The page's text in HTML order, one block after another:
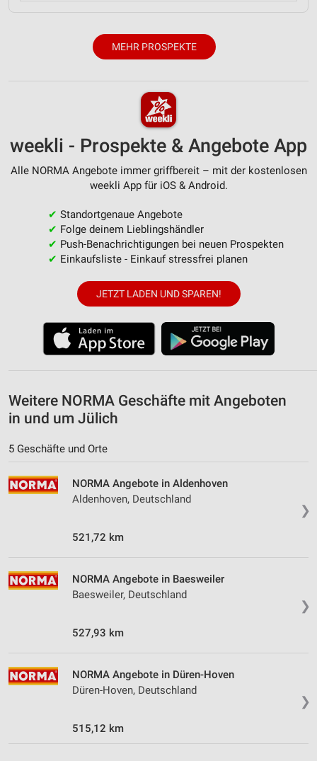
MEHR PROSPEKTE
weekli - Prospekte & Angebote App
Alle NORMA Angebote immer griffbereit – mit der kostenlosen
weekli App für iOS & Android.
✔ Standortgenaue Angebote
✔ Folge deinem Lieblingshändler
✔ Push-Benachrichtigungen bei neuen Prospekten
✔ Einkaufsliste - Einkauf stressfrei planen
JETZT LADEN UND SPAREN!
Weitere NORMA Geschäfte mit Angeboten
in und um Jülich
5 Geschäfte und Orte
❯
NORMA Angebote in Aldenhoven
Aldenhoven, Deutschland
521,72 km
❯
NORMA Angebote in Baesweiler
Baesweiler, Deutschland
527,93 km
❯
NORMA Angebote in Düren-Hoven
Düren-Hoven, Deutschland
515,12 km